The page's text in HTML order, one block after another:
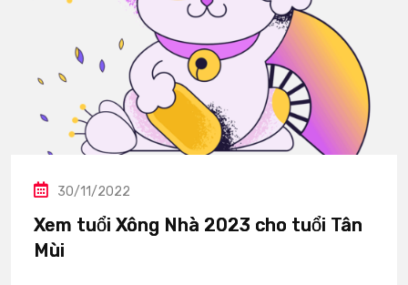
30/11/2022
Xem tuổi Xông Nhà 2023 cho tuổi Tân
Mùi